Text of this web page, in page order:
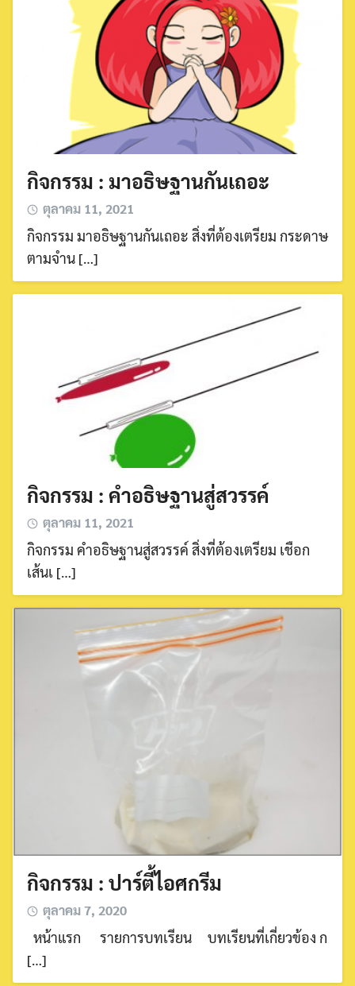
กิจกรรม : มาอธิษฐานกันเถอะ
ตุลาคม 11, 2021
กิจกรรม มาอธิษฐานกันเถอะ สิ่งที่ต้องเตรียม กระดาษ
ตามจำน […]
กิจกรรม : คำอธิษฐานสู่สวรรค์
ตุลาคม 11, 2021
กิจกรรม คำอธิษฐานสู่สวรรค์ สิ่งที่ต้องเตรียม เชือก
เส้นเ […]
กิจกรรม : ปาร์ตี้ไอศกรีม
ตุลาคม 7, 2020
หน้าแรก รายการบทเรียน บทเรียนที่เกี่ยวข้อง ก
[…]